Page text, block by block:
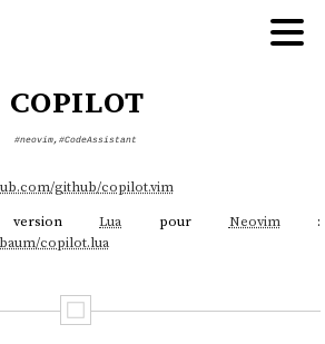
copilot
#neovim, #CodeAssistant
github/copilot.vim
Lua pour Neovim:
copilot.lua